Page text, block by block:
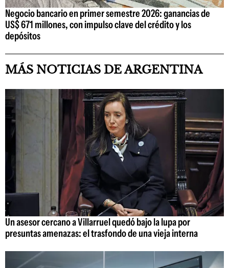
Negocio bancario en primer semestre 2026: ganancias de
US$ 671 millones, con impulso clave del crédito y los
depósitos
MÁS NOTICIAS DE ARGENTINA
Un asesor cercano a Villarruel quedó bajo la lupa por
presuntas amenazas: el trasfondo de una vieja interna